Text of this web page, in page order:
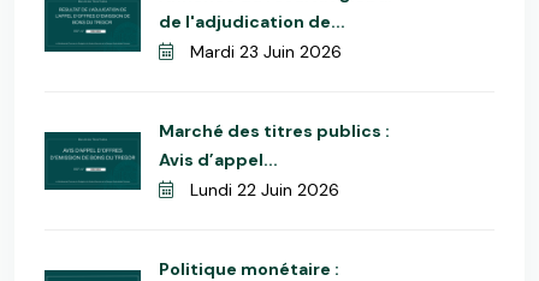
de l'adjudication de...
Mardi 23 Juin 2026
Marché des titres publics :
Avis d’appel...
Lundi 22 Juin 2026
Politique monétaire :